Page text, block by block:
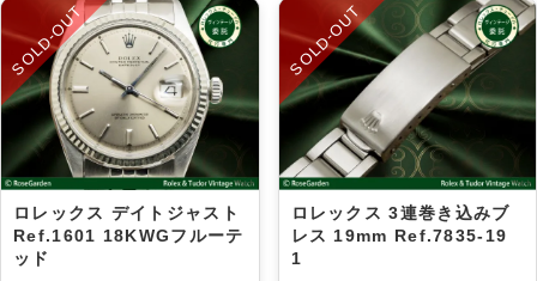
SOLD-OUT
ロレックス デイトジャスト
Ref.1601 18KWGフルーテ
ッド
SOLD-OUT
ロレックス 3連巻き込みブ
レス 19mm Ref.7835-19
1